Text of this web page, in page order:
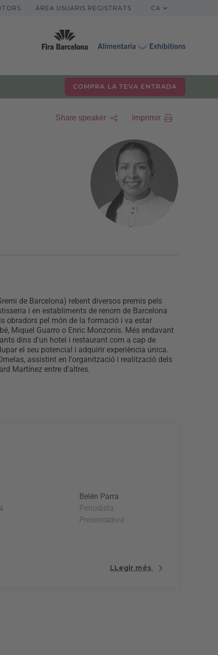
ÀREA USUARIS REGISTRATS CA
COMPRA LA TEVA ENTRADA
Share speaker Imprimir
de Barcelona) rebent diversos premis pels
i en establiments de renom de Barcelona
obradors pel món de la formació i va estar
Miquel Guarro o Enric Monzonis. Més endavant
dins d'un hotel i restaurant com a cap de
el seu potencial i adquirir experiència única.
assistint en l'organització i realització dels
Martínez entre d'altres.
Belén Parra
Periodista
Presentadora
LLegir més